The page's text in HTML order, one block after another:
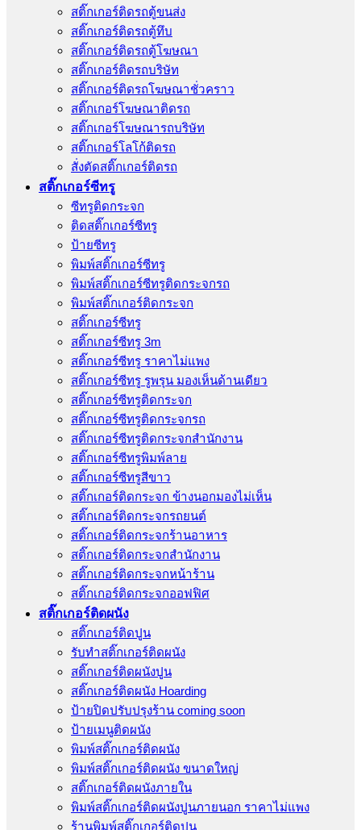
สติ๊กเกอร์ติดรถตู้ขนส่ง
สติ๊กเกอร์ติดรถตู้ทึบ
สติ๊กเกอร์ติดรถตู้โฆษณา
สติ๊กเกอร์ติดรถบริษัท
สติ๊กเกอร์ติดรถโฆษณาชั่วคราว
สติ๊กเกอร์โฆษณาติดรถ
สติ๊กเกอร์โฆษณารถบริษัท
สติ๊กเกอร์โลโก้ติดรถ
สั่งตัดสติ๊กเกอร์ติดรถ
สติ๊กเกอร์ซีทรู
ซีทรูติดกระจก
ติดสติ๊กเกอร์ซีทรู
ป้ายซีทรู
พิมพ์สติ๊กเกอร์ซีทรู
พิมพ์สติ๊กเกอร์ซีทรูติดกระจกรถ
พิมพ์สติ๊กเกอร์ติดกระจก
สติ๊กเกอร์ซีทรู
สติ๊กเกอร์ซีทรู 3m
สติ๊กเกอร์ซีทรู ราคาไม่แพง
สติ๊กเกอร์ซีทรู รูพรุน มองเห็นด้านเดียว
สติ๊กเกอร์ซีทรูติดกระจก
สติ๊กเกอร์ซีทรูติดกระจกรถ
สติ๊กเกอร์ซีทรูติดกระจกสำนักงาน
สติ๊กเกอร์ซีทรูพิมพ์ลาย
สติ๊กเกอร์ซีทรูสีขาว
สติ๊กเกอร์ติดกระจก ข้างนอกมองไม่เห็น
สติ๊กเกอร์ติดกระจกรถยนต์
สติ๊กเกอร์ติดกระจกร้านอาหาร
สติ๊กเกอร์ติดกระจกสำนักงาน
สติ๊กเกอร์ติดกระจกหน้าร้าน
สติ๊กเกอร์ติดกระจกออฟฟิศ
สติ๊กเกอร์ติดผนัง
สติ๊กเกอร์ติดปูน
รับทำสติ๊กเกอร์ติดผนัง
สติ๊กเกอร์ติดผนังปูน
สติ๊กเกอร์ติดผนัง Hoarding
ป้ายปิดปรับปรุงร้าน coming soon
ป้ายเมนูติดผนัง
พิมพ์สติ๊กเกอร์ติดผนัง
พิมพ์สติ๊กเกอร์ติดผนัง ขนาดใหญ่
สติ๊กเกอร์ติดผนังภายใน
พิมพ์สติ๊กเกอร์ติดผนังปูนภายนอก ราคาไม่แพง
ร้านพิมพ์สติ๊กเกอร์ติดปูน